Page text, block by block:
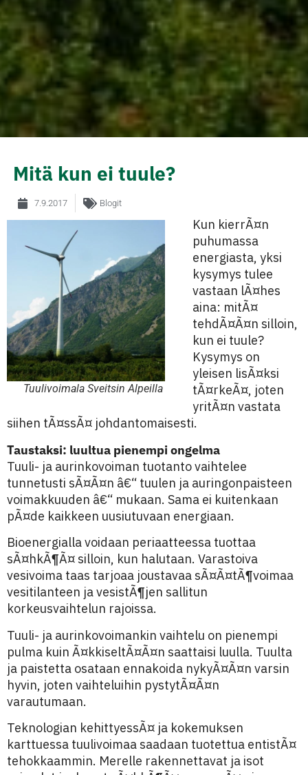
Mitä kun ei tuule?
7.9.2017 Blogit
Tuulivoimala Sveitsin Alpeilla
Kun kierrÃ¤n
puhumassa
energiasta, yksi
kysymys tulee
vastaan lÃ¤hes
aina: mitÃ¤
tehdÃ¤Ã¤n silloin,
kun ei tuule?
Kysymys on
yleisen lisÃ¤ksi
tÃ¤rkeÃ¤, joten
yritÃ¤n vastata
siihen tÃ¤ssÃ¤ johdantomaisesti.
Taustaksi: luultua pienempi ongelma
Tuuli- ja aurinkovoiman tuotanto vaihtelee
tunnetusti sÃ¤Ã¤n â€“ tuulen ja auringonpaisteen
voimakkuuden â€“ mukaan. Sama ei kuitenkaan
pÃ¤de kaikkeen uusiutuvaan energiaan.
Bioenergialla voidaan periaatteessa tuottaa
sÃ¤hkÃ¶Ã¤ silloin, kun halutaan. Varastoiva
vesivoima taas tarjoaa joustavaa sÃ¤Ã¤tÃ¶voimaa
vesitilanteen ja vesistÃ¶jen sallitun
korkeusvaihtelun rajoissa.
Tuuli- ja aurinkovoimankin vaihtelu on pienempi
pulma kuin Ã¤kkiseltÃ¤Ã¤n saattaisi luulla. Tuulta
ja paistetta osataan ennakoida nykyÃ¤Ã¤n varsin
hyvin, joten vaihteluihin pystytÃ¤Ã¤n
varautumaan.
Teknologian kehittyessÃ¤ ja kokemuksen
karttuessa tuulivoimaa saadaan tuotettua entistÃ¤
tehokkaammin. Merelle rakennettavat ja isot